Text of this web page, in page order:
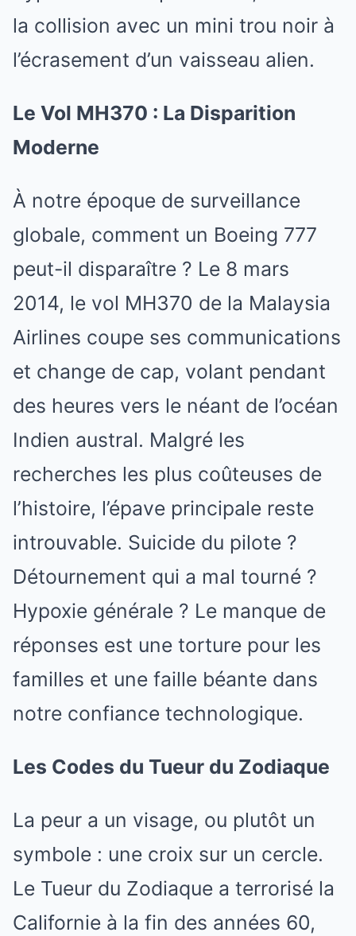
la collision avec un mini trou noir à
l’écrasement d’un vaisseau alien.
Le Vol MH370 : La Disparition
Moderne
À notre époque de surveillance
globale, comment un Boeing 777
peut-il disparaître ? Le 8 mars
2014, le vol MH370 de la Malaysia
Airlines coupe ses communications
et change de cap, volant pendant
des heures vers le néant de l’océan
Indien austral. Malgré les
recherches les plus coûteuses de
l’histoire, l’épave principale reste
introuvable. Suicide du pilote ?
Détournement qui a mal tourné ?
Hypoxie générale ? Le manque de
réponses est une torture pour les
familles et une faille béante dans
notre confiance technologique.
Les Codes du Tueur du Zodiaque
La peur a un visage, ou plutôt un
symbole : une croix sur un cercle.
Le Tueur du Zodiaque a terrorisé la
Californie à la fin des années 60,